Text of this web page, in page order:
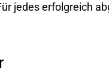
jedes erfolgreich